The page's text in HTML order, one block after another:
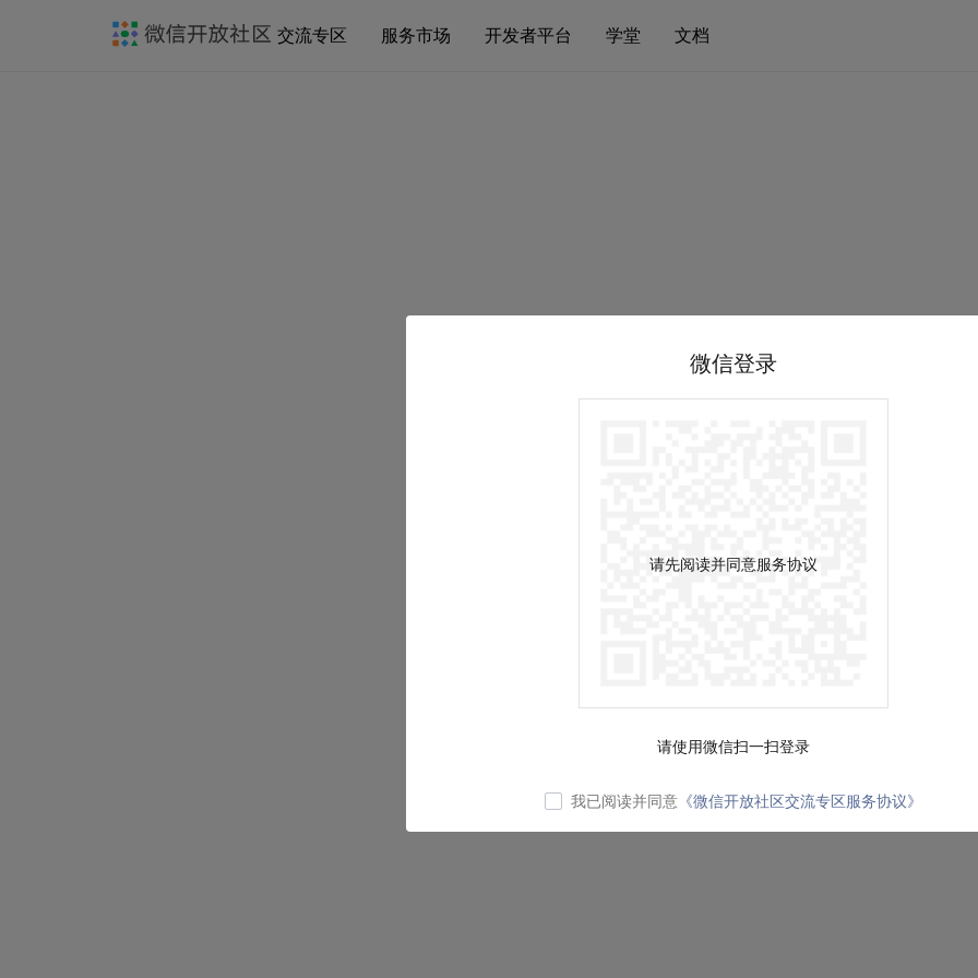
交流专区 服务市场 开发者平台 学堂 文档
微信登录
请先阅读并同意服务协议
请使用微信扫一扫登录
我已阅读并同意 《微信开放社区交流专区服务协议》